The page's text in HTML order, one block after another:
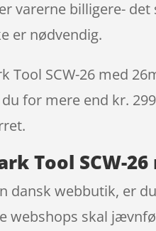
varerne billigere-
er nødvendig.
Tool SCW-26 med
for mere end kr.
Tool SCW-
dansk webbutik, er
webshops skal